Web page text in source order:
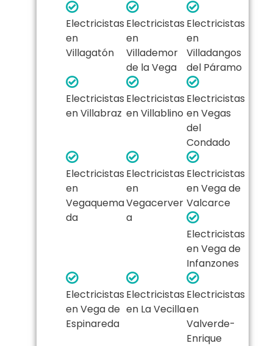
Electricistas
en
Villagatón
Electricistas
en
Villademor
de la Vega
Electricistas
en
Villadangos
del Páramo
Electricistas
en Villabraz
Electricistas
en Villablino
Electricistas
en Vegas
del
Condado
Electricistas
en
Vegaquema
da
Electricistas
en
Vegacerver
a
Electricistas
en Vega de
Valcarce
Electricistas
en Vega de
Infanzones
Electricistas
en Vega de
Espinareda
Electricistas
en La Vecilla
Electricistas
en
Valverde-
Enrique